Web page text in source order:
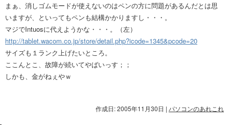
まぁ、消しゴムモードが使えないのはペンの方に問題があるんだとは思
いますが、といってもペンも結構かかりますし・・・。
マジでIntuosに代えようかな・・・。（左）
http://tablet.wacom.co.jp/store/detail.php?icode=1345&pcode=20
サイズも１ランク上げたいところ。
ここんとこ、故障が続いてやばいっす；；
しかも、金がねぇやｗ
作成日: 2005年11月30日 | パソコンのあれこれ